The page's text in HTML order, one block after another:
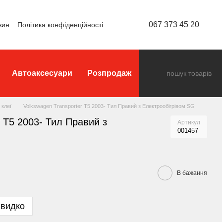
Політика конфіденційності 067 373 45 20
Автоаксесуари Розпродаж
Volkswagen Transporter Т5 2003- Тил Правий з Електрообігрівом SG
Т5 2003- Тил Правий з
Артикул
001457
В бажання